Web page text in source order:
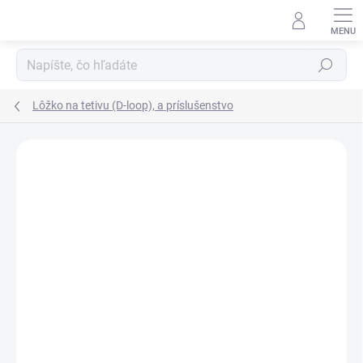
Hľadať
Lôžko na tetivu (D-loop), a príslušenstvo